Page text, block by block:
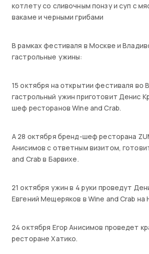
котлету со сливочным понзу и суп с
вакаме и черными грибами
В рамках фестиваля в Москве и
гастрольные ужины:
15 октября на открытии фестиваля во
гастрольный ужин приготовит Денис
шеф ресторанов Wine and Crab.
А 28 октября бренд-шеф ресторана
Анисимов с ответным визитом,
and Crab в Барвихе.
21 октября ужин в 4 руки проведут
Евгений Мещеряков в Wine and Crab на
24 октября Егор Анисимов проведет
ресторане Хатико.